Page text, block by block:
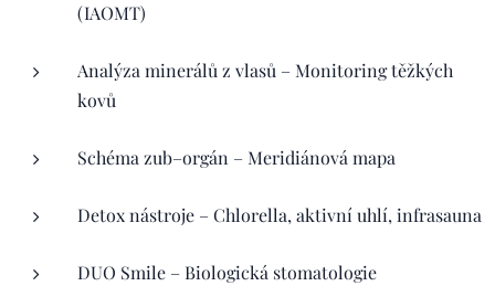
(IAOMT)
Analýza minerálů z vlasů – Monitoring těžkých
kovů
Schéma zub–orgán – Meridiánová mapa
Detox nástroje – Chlorella, aktivní uhlí, infrasauna
DUO Smile – Biologická stomatologie